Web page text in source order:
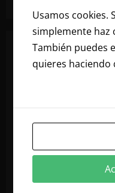
Usamos cookies.
simplemente haz
También puedes
quieres haciendo